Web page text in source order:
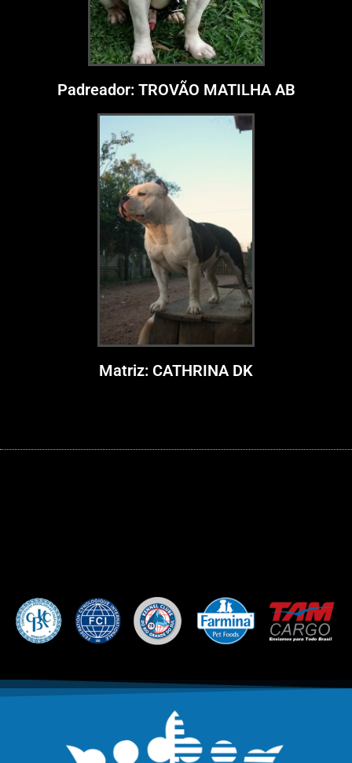
Padreador: TROVÃO MATILHA AB
Matriz: CATHRINA DK